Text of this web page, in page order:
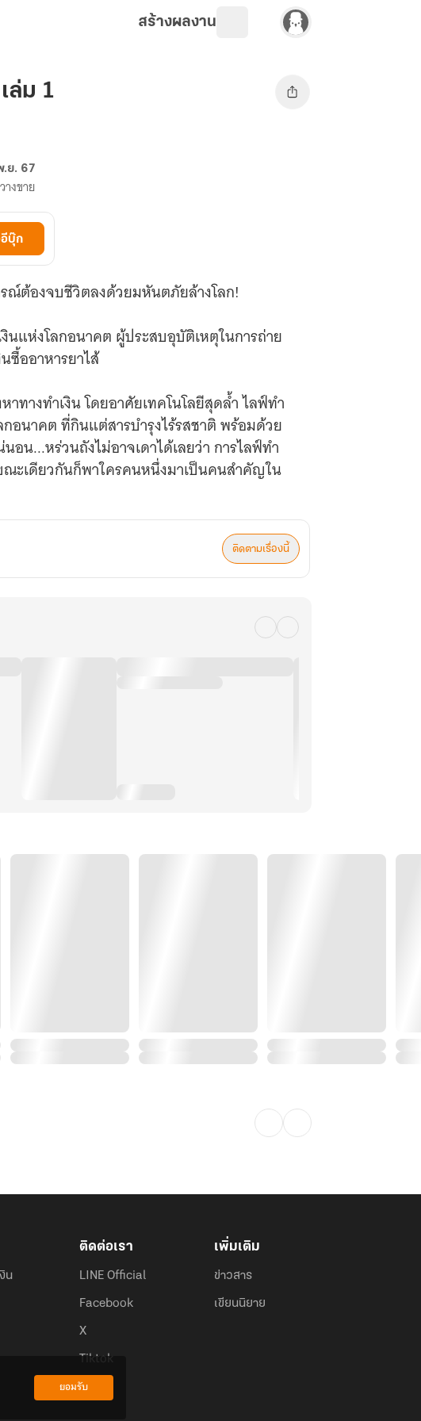
สร้างผลงาน
ล่ม 1
.ย. 67
างขาย
บุ๊ก
ณ์ต้องจบชีวิตลงด้วยมหันตภัยล้างโลก!
นแห่งโลกอนาคต ผู้ประสบอุบัติเหตุในการถ่าย
ซื้ออาหารยาไส้
างทำเงิน โดยอาศัยเทคโนโลยีสุดล้ำ ไลฟ์ทำ
อนาคต ที่กินแต่สารบำรุงไร้รสชาติ พร้อมด้วย
น...หร่วนถังไม่อาจเดาได้เลยว่า การไลฟ์ทำ
ณะเดียวกันก็พาใครคนหนึ่งมาเป็นคนสำคัญใน
ติดตามเรื่องนี้
น
ติดต่อเรา
LINE Official
Facebook
X
Tiktok
เพิ่มเติม
ข่าวสาร
เขียนนิยาย
ยอมรับ